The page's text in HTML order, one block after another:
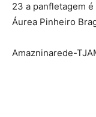
23 a panfletagem
Áurea Pinheiro
Amazninarede-